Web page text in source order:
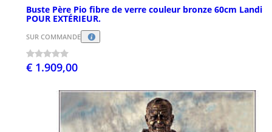
Buste Père Pio fibre de verre couleur bronze 60cm Landi
POUR EXTÉRIEUR.
SUR COMMANDE
€ 1.909,00